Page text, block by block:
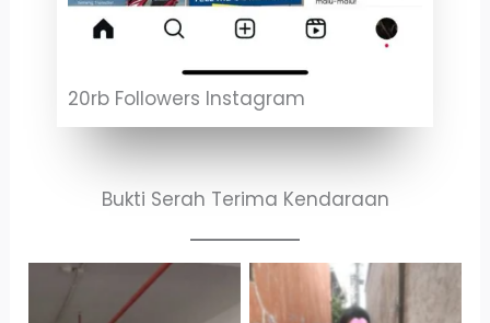
20rb Followers Instagram
Bukti Serah Terima Kendaraan